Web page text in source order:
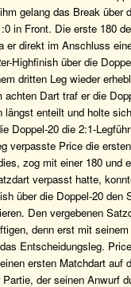
gelang das Break über
in Front. Die erste 180
er direkt im Anschluss
Highfinish über die
dritten Leg wieder
Dart traf er die
längst enteilt und holte
Doppel-20 die 2:1-
verpasste Price die
zog mit einer 180 und
verpasst hatte,
über die Doppel-20 den
Den vergebenen
denn erst mit
Entscheidungsleg.
ersten Matchdart auf
der seinen Anwurf